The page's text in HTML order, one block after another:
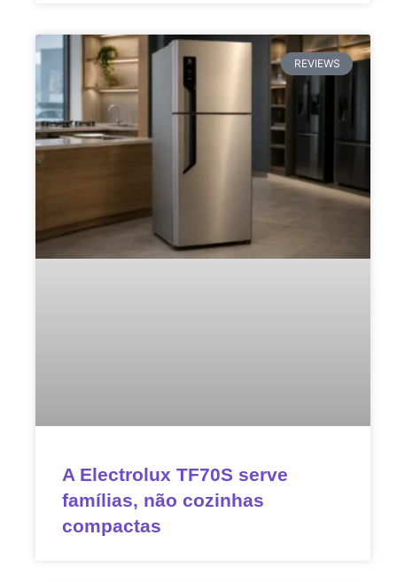
REVIEWS
A Electrolux TF70S serve
famílias, não cozinhas
compactas